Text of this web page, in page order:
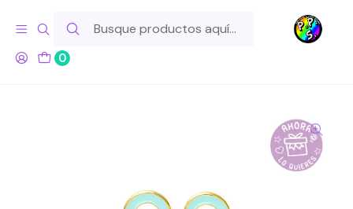
0
Hola! Si tu pedido incluye productos de fabricación propia,
ten en cuenta este tiempo para el despacho
Inicio Marcas